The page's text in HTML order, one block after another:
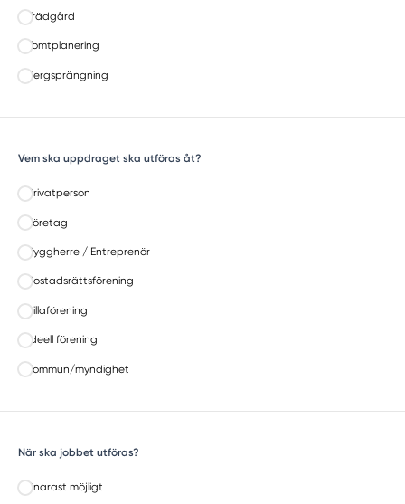
Trädgård
Tomtplanering
Bergsprängning
Vem ska uppdraget ska utföras åt?
Privatperson
Företag
Byggherre / Entreprenör
Bostadsrättsförening
Villaförening
Ideell förening
Kommun/myndighet
När ska jobbet utföras?
Snarast möjligt